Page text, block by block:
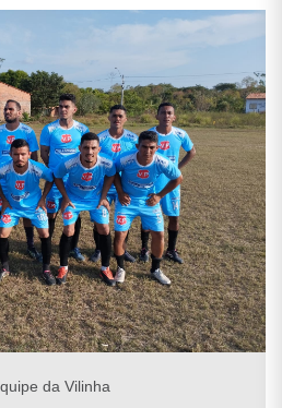
da Vilinha